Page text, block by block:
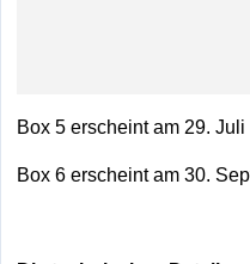
Box 5 erscheint am 29.
Box 6 erscheint am 30.